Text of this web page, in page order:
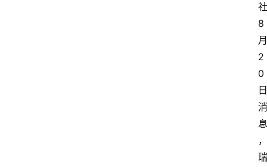
社
8
月
2
0
日
消
息
，
瑞